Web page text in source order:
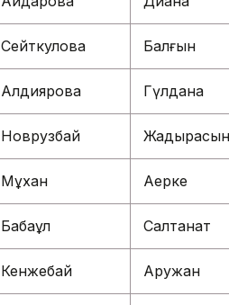
Сейткулова Балғын
Алдиярова Гүлдана
Новрузбай Жадырасын
Мұхан Ақерке
Бабақұл Салтанат
Кенжебай Аружан